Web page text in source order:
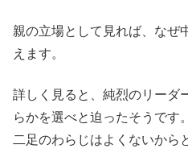
親の立場として見れば、なぜ
えます。
詳しく見ると、純烈のリーダ
らかを選べと迫ったそうです。
二足のわらじはよくないからと